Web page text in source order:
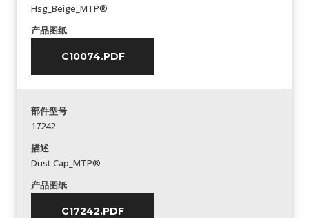
Hsg_Beige_MTP®
产品图纸
C10074.PDF
部件型号
17242
描述
Dust Cap_MTP®
产品图纸
C17242.PDF